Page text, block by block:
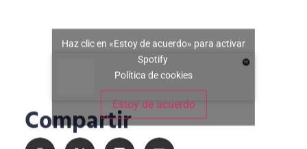
Haz clic en «Estoy de acuerdo» para activar
Spotify
Política de cookies
Estoy de acuerdo
Compartir